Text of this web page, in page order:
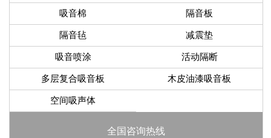
吸音棉 隔音板
隔音毡 减震垫
吸音喷涂 活动隔断
多层复合吸音板 木皮油漆吸音板
空间吸声体
全国咨询热线